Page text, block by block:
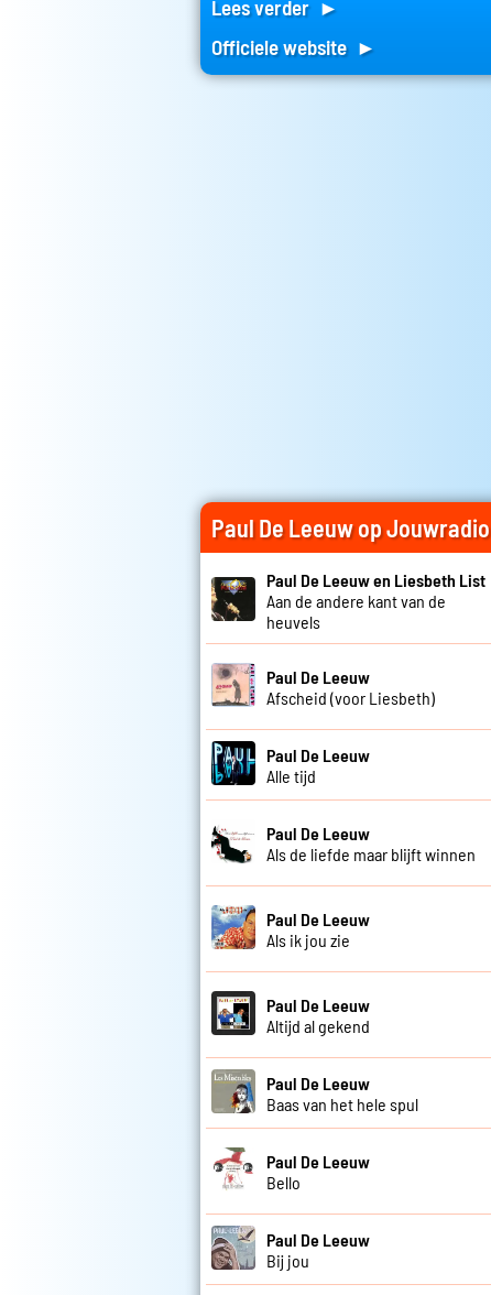
Lees verder ►
Officiele website ►
Paul De Leeuw op Jouwradio
Paul De Leeuw en Liesbeth List
Aan de andere kant van de
heuvels
Paul De Leeuw
Afscheid (voor Liesbeth)
Paul De Leeuw
Alle tijd
Paul De Leeuw
Als de liefde maar blijft winnen
Paul De Leeuw
Als ik jou zie
Paul De Leeuw
Altijd al gekend
Paul De Leeuw
Baas van het hele spul
Paul De Leeuw
Bello
Paul De Leeuw
Bij jou